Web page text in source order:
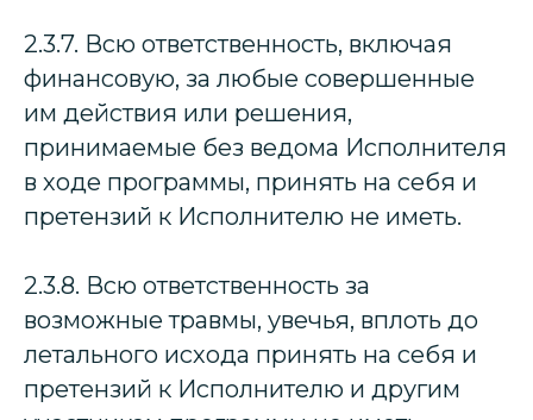
2.3.7. Всю ответственность, включая
финансовую, за любые совершенные
им действия или решения,
принимаемые без ведома Исполнителя
в ходе программы, принять на себя и
претензий к Исполнителю не иметь.
2.3.8. Всю ответственность за
возможные травмы, увечья, вплоть до
летального исхода принять на себя и
претензий к Исполнителю и другим